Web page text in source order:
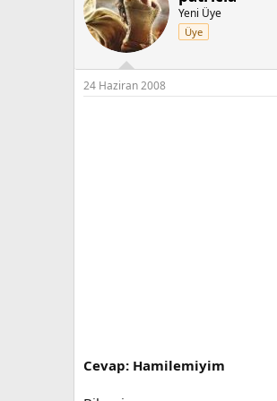
Yeni Üye
Üye
24 Haziran 2008
Cevap: Hamilemiyim